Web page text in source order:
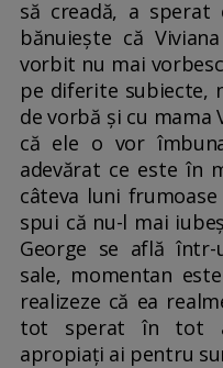
să creadă, a
bănuiește că
vorbit nu mai
pe diferite subiecte,
de vorbă și cu mama
că ele o vor
adevărat ce este în
câteva luni
spui că nu-l mai
George se află
sale, momentan
realizeze că ea
tot sperat în tot
apropiați ai pentru